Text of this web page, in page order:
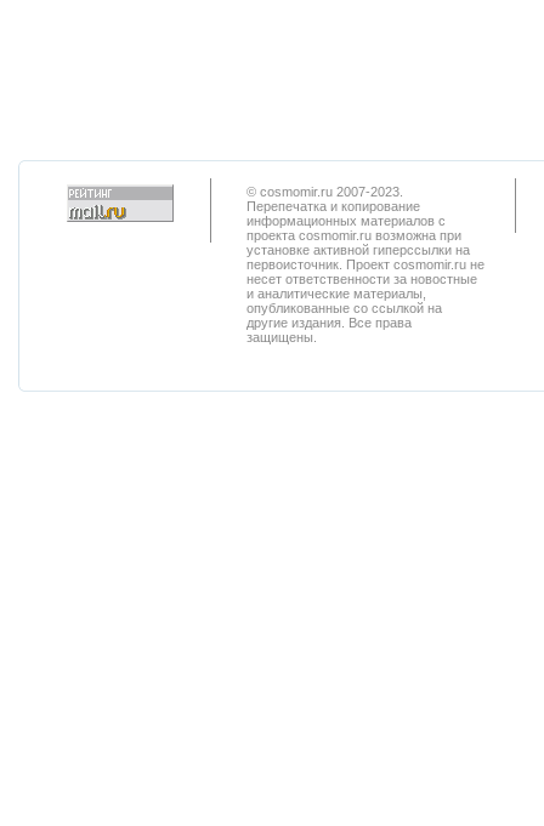
© cosmomir.ru 2007-2023.
Перепечатка и копирование
информационных материалов с
проекта cosmomir.ru возможна при
установке активной гиперссылки на
первоисточник. Проект cosmomir.ru не
несет ответственности за новостные
и аналитические материалы,
опубликованные со ссылкой на
другие издания. Все права
защищены.